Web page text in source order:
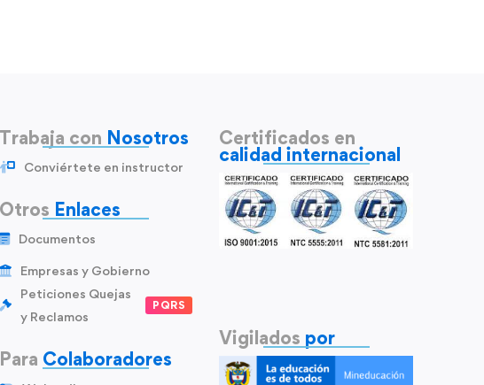
Trabaja con Nosotros
Conviértete en instructor
Otros Enlaces
Documentos
Empresas y Gobierno
Peticiones Quejas
y Reclamos
PQRS
Para Colaboradores
Certificados en
calidad internacional
Vigilados por